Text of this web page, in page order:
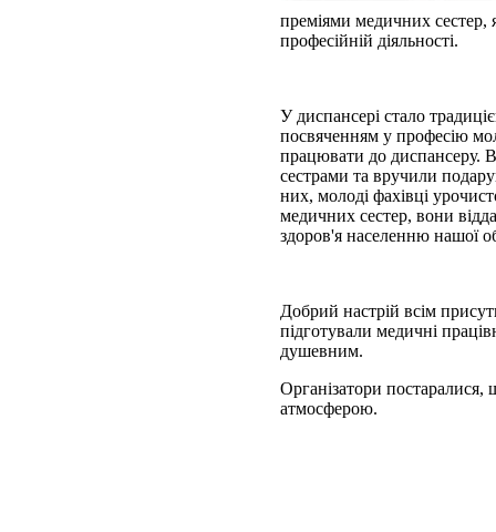
преміями медичних сестер,
професійній діяльності.
У диспансері стало
посвяченням у професію
працювати до диспансеру.
сестрами та вручили
них, молоді фахівці
медичних сестер, вони
здоров'я населенню нашої
Добрий настрій всім
підготували медичні
душевним.
Організатори постаралися,
атмосферою.